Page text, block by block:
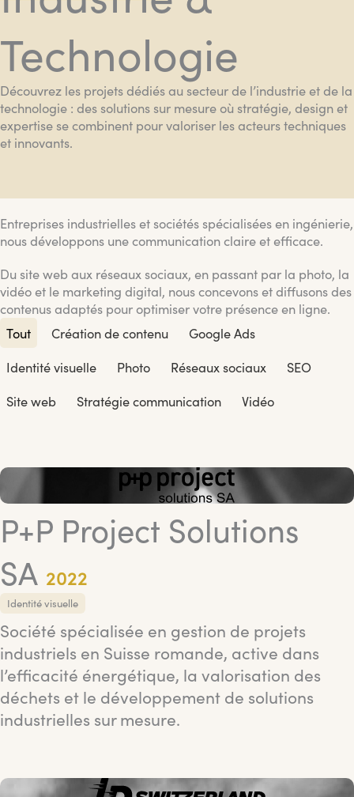
Technologie
Découvrez les projets dédiés au secteur de l’industrie et de la
technologie : des solutions sur mesure où stratégie, design et
expertise se combinent pour valoriser les acteurs techniques
et innovants.
Entreprises industrielles et sociétés spécialisées en ingénierie,
nous développons une communication claire et efficace.
Du site web aux réseaux sociaux, en passant par la photo, la
vidéo et le marketing digital, nous concevons et diffusons des
contenus adaptés pour optimiser votre présence en ligne.
Tout
Création de contenu
Google Ads
Identité visuelle
Photo Réseaux sociaux
SEO
Site web
Stratégie communication Vidéo
P+P Project Solutions
SA 2022
Identité visuelle
Société spécialisée en gestion de projets
industriels en Suisse romande, active dans
l’efficacité énergétique, la valorisation des
déchets et le développement de solutions
industrielles sur mesure.